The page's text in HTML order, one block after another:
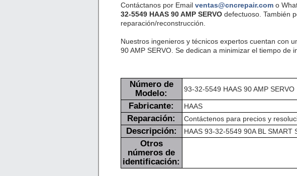
Contáctanos por Email ventas@cncrepair.como
32-5549 HAAS 90 AMP SERVOdefectuoso. También
reparación/reconstrucción.
Nuestros ingenieros y técnicos expertos cuentan con
90 AMP SERVO. Se dedican a minimizar el tiempo de
Número de
Modelo:
93-32-5549 HAAS 90 AMP SERVO
Fabricante: HAAS
Reparación: Contáctenos para precios y
Descripción: HAAS 93-32-5549 90A BL SMART
Otros
números de
identificación: